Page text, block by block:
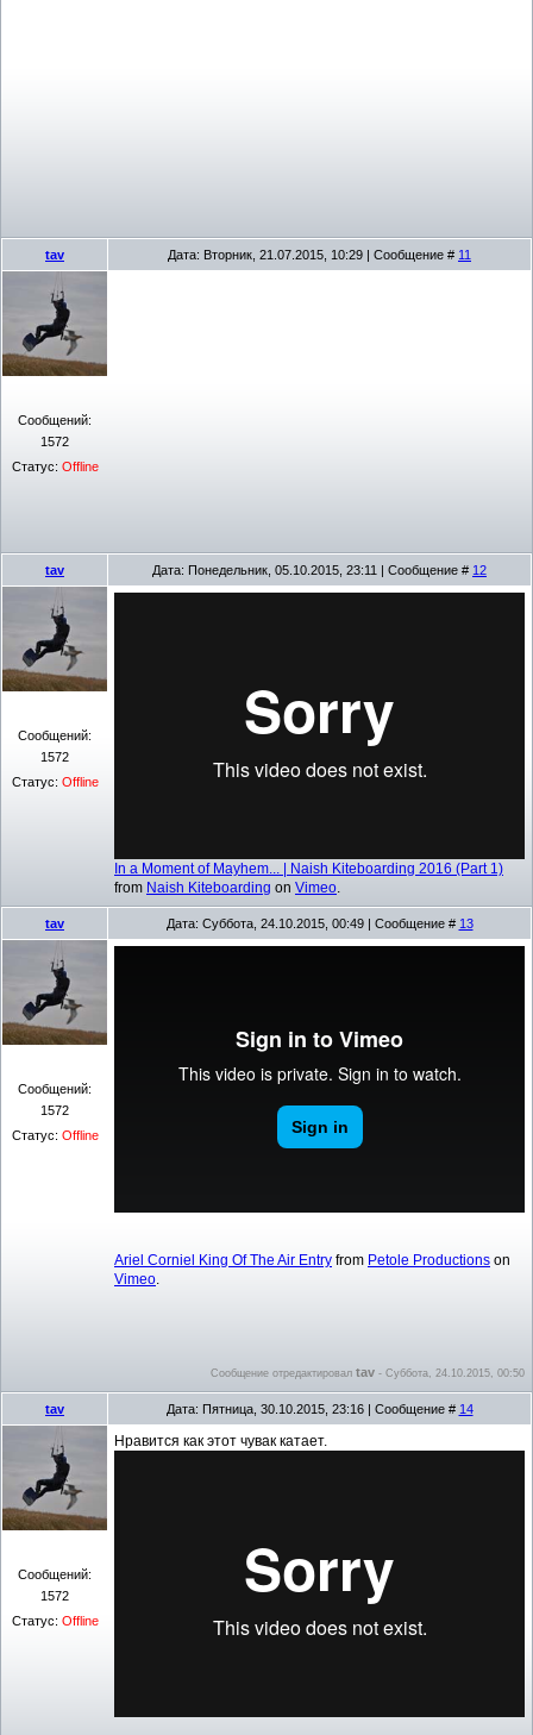
tav Дата: Вторник, 21.07.2015, 10:29 | Сообщение # 11
Сообщений:
1572
Статус: Offline
tav Дата: Понедельник, 05.10.2015, 23:11 | Сообщение # 12
Сообщений:
1572
Статус: Offline
In a Moment of Mayhem... | Naish Kiteboarding 2016 (Part 1)
from Naish Kiteboarding on Vimeo
tav Дата: Суббота, 24.10.2015, 00:49 | Сообщение # 13
Сообщений:
1572
Статус: Offline
Ariel Corniel King Of The Air Entry from Petole Productions on
Vimeo
Сообщение отредактировал tav - Суббота, 24.10.2015, 00:50
tav Дата: Пятница, 30.10.2015, 23:16 | Сообщение # 14
Сообщений:
1572
Статус: Offline
Нравится как этот чувак катает.